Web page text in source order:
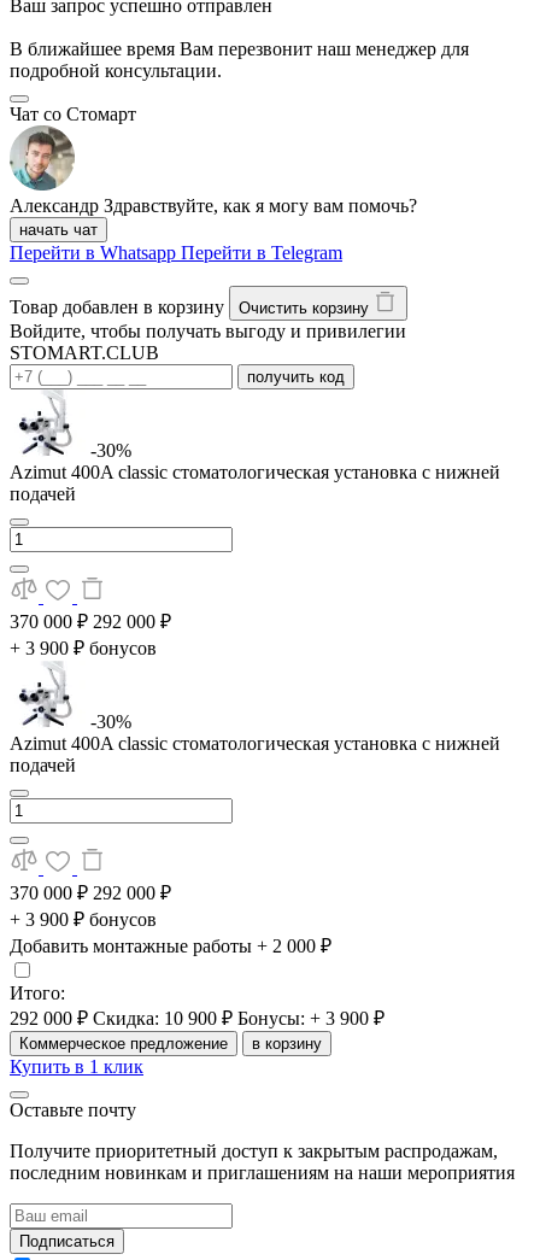
Ваш запрос успешно отправлен
В ближайшее время Вам перезвонит наш менеджер для
подробной консультации.
Чат со Стомарт
Александр Здравствуйте, как я могу вам помочь?
начать чат
Перейти в Whatsapp Перейти в Telegram
Товар добавлен в корзину Очистить корзину
Войдите, чтобы получать выгоду и привилегии
STOMART.CLUB
получить код
-30%
Azimut 400A classic стоматологическая установка с нижней
подачей
370 000 ₽ 292 000 ₽
+ 3 900 ₽ бонусов
-30%
Azimut 400A classic стоматологическая установка с нижней
подачей
370 000 ₽ 292 000 ₽
+ 3 900 ₽ бонусов
Добавить монтажные работы + 2 000 ₽
Итого:
292 000 ₽ Скидка: 10 900 ₽ Бонусы: + 3 900 ₽
Коммерческое предложение в корзину
Купить в 1 клик
Оставьте почту
Получите приоритетный доступ к закрытым распродажам,
последним новинкам и приглашениям на наши мероприятия
Подписаться